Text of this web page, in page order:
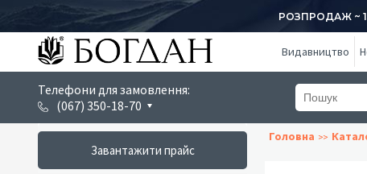
РОЗПРОДАЖ ~
Видавництво
Телефони для замовлення:
(067) 350-18-70
Завантажити прайс
Головна